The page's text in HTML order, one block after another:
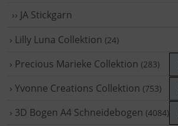
›› JA Stickgarn
› Lilly Luna Collektion (24)
› Precious Marieke Collektion (283)
› Yvonne Creations Collektion (753)
› 3D Bogen A4 Schneidebogen (4084)